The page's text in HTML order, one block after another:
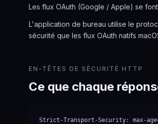
Les flux OAuth (Google / Apple) se
L'application de bureau utilise le
sécurité que les flux OAuth natifs
EN-TÊTES DE SÉCURITÉ HTTP
Ce que chaque
Strict-Transport-Security: max-